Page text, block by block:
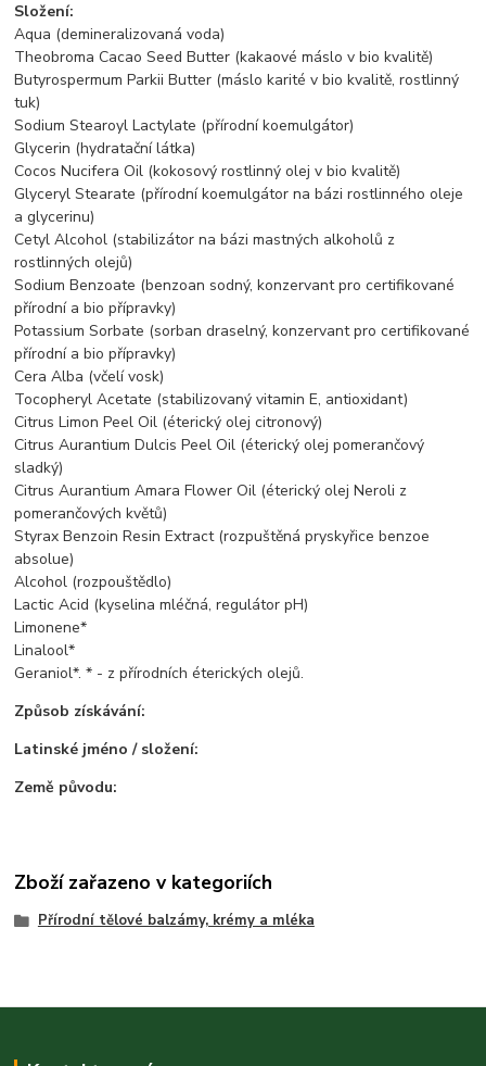
Složení:
Aqua (demineralizovaná voda)
Theobroma Cacao Seed Butter (kakaové máslo v bio kvalitě)
Butyrospermum Parkii Butter (máslo karité v bio kvalitě, rostlinný
tuk)
Sodium Stearoyl Lactylate (přírodní koemulgátor)
Glycerin (hydratační látka)
Cocos Nucifera Oil (kokosový rostlinný olej v bio kvalitě)
Glyceryl Stearate (přírodní koemulgátor na bázi rostlinného oleje
a glycerinu)
Cetyl Alcohol (stabilizátor na bázi mastných alkoholů z
rostlinných olejů)
Sodium Benzoate (benzoan sodný, konzervant pro certifikované
přírodní a bio přípravky)
Potassium Sorbate (sorban draselný, konzervant pro certifikované
přírodní a bio přípravky)
Cera Alba (včelí vosk)
Tocopheryl Acetate (stabilizovaný vitamin E, antioxidant)
Citrus Limon Peel Oil (éterický olej citronový)
Citrus Aurantium Dulcis Peel Oil (éterický olej pomerančový
sladký)
Citrus Aurantium Amara Flower Oil (éterický olej Neroli z
pomerančových květů)
Styrax Benzoin Resin Extract (rozpuštěná pryskyřice benzoe
absolue)
Alcohol (rozpouštědlo)
Lactic Acid (kyselina mléčná, regulátor pH)
Limonene*
Linalool*
Geraniol*. * - z přírodních éterických olejů.
Způsob získávání:
Latinské jméno / složení:
Země původu:
Zboží zařazeno v kategoriích
Přírodní tělové balzámy, krémy a mléka